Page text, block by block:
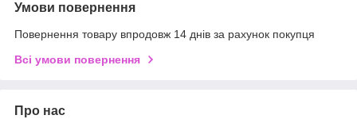
Умови повернення
Повернення товару впродовж 14 днів за рахунок покупця
Всі умови повернення
Про нас